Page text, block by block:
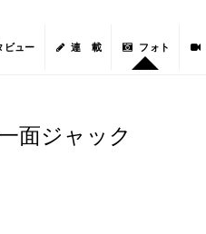
ビュー 連 載 フォト
面ジャック